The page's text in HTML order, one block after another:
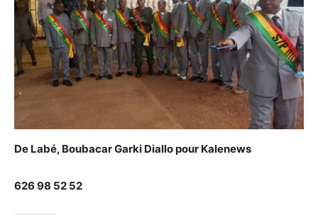
De Labé, Boubacar Garki Diallo pour Kalenews
626 98 52 52